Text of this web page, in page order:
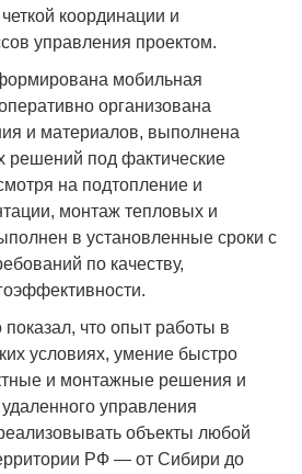
координации и
управления проектом.
мобильная
организована
и материалов, выполнена
решений под фактические
на подтопление и
монтаж тепловых и
в установленные сроки с
по качеству,
что опыт работы в
условиях, умение быстро
и монтажные решения и
управления
объекты любой
РФ — от Сибири до